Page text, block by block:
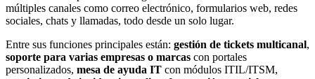
múltiples canales como correo electrónico, formularios web, redes
sociales, chats y llamadas, todo desde un solo lugar.
Entre sus funciones principales están: gestión de tickets multicanal,
soporte para varias empresas o marcas con portales
personalizados, mesa de ayuda IT con módulos ITIL/ITSM,